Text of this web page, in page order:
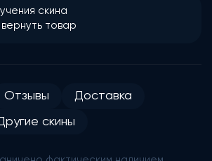
скина
товар
Отзывы Доставка
скины